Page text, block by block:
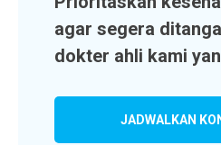
agar segera
dokter ahli kami
JADWALKAN